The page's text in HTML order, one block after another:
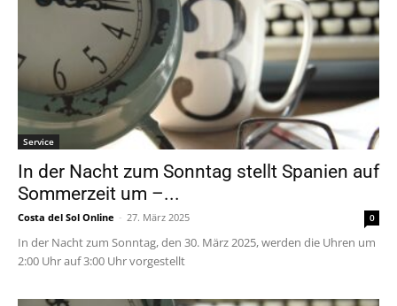
Service
In der Nacht zum Sonntag stellt Spanien auf
Sommerzeit um –...
Costa del Sol Online - 27. März 2025 0
In der Nacht zum Sonntag, den 30. März 2025, werden die Uhren um
2:00 Uhr auf 3:00 Uhr vorgestellt